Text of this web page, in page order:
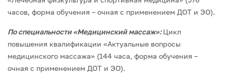
часов, форма обучения – очная с применением ДОТ и ЭО).
По специальности «Медицинский массаж»: Цикл
повышения квалификации «Актуальные вопросы
медицинского массажа» (144 часа, форма обучения –
очная с применением ДОТ и ЭО).